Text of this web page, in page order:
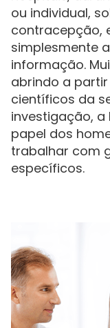
ou individual,
contracepção,
simplesmente
informação.
abrindo a
científicos da
investigação, a
papel dos
trabalhar com
específicos.